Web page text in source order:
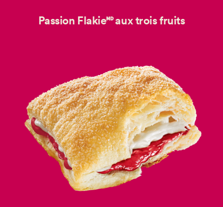
Passion Flakie🅫 aux trois fruits